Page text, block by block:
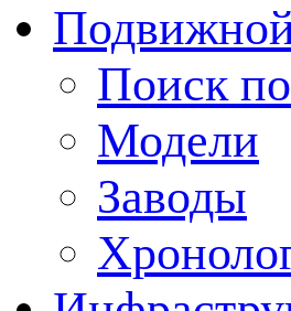
Поиск
Модели
Заводы